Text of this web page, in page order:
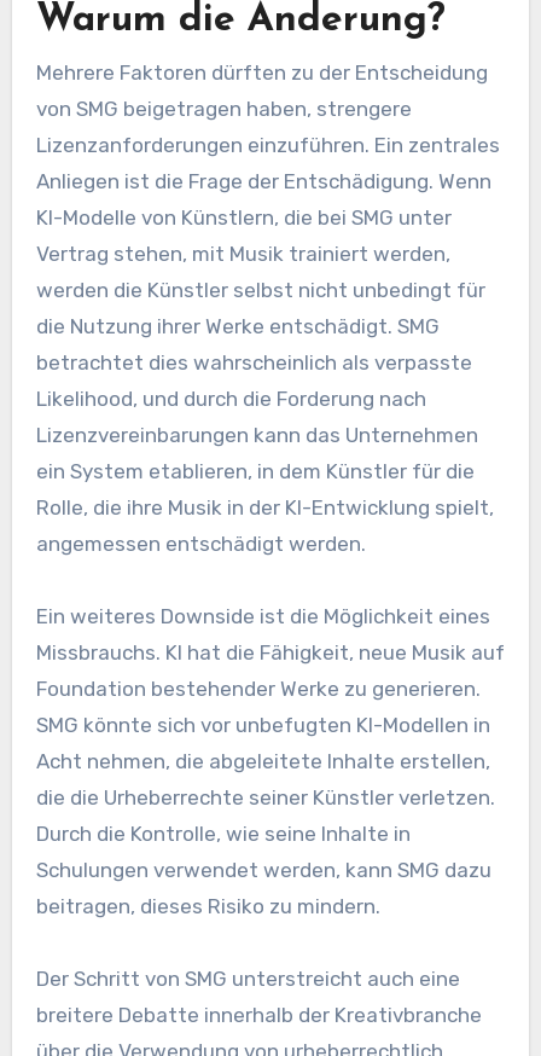
Warum die Änderung?
Mehrere Faktoren dürften zu der Entscheidung
von SMG beigetragen haben, strengere
Lizenzanforderungen einzuführen. Ein zentrales
Anliegen ist die Frage der Entschädigung. Wenn
KI-Modelle von Künstlern, die bei SMG unter
Vertrag stehen, mit Musik trainiert werden,
werden die Künstler selbst nicht unbedingt für
die Nutzung ihrer Werke entschädigt. SMG
betrachtet dies wahrscheinlich als verpasste
Likelihood, und durch die Forderung nach
Lizenzvereinbarungen kann das Unternehmen
ein System etablieren, in dem Künstler für die
Rolle, die ihre Musik in der KI-Entwicklung spielt,
angemessen entschädigt werden.
Ein weiteres Downside ist die Möglichkeit eines
Missbrauchs. KI hat die Fähigkeit, neue Musik auf
Foundation bestehender Werke zu generieren.
SMG könnte sich vor unbefugten KI-Modellen in
Acht nehmen, die abgeleitete Inhalte erstellen,
die die Urheberrechte seiner Künstler verletzen.
Durch die Kontrolle, wie seine Inhalte in
Schulungen verwendet werden, kann SMG dazu
beitragen, dieses Risiko zu mindern.
Der Schritt von SMG unterstreicht auch eine
breitere Debatte innerhalb der Kreativbranche
über die Verwendung von urheberrechtlich